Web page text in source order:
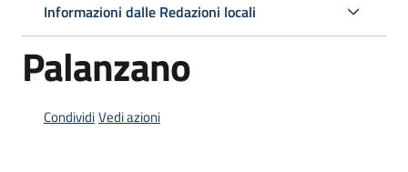
Informazioni dalle Redazioni locali
Palanzano
CondividiVedi azioni